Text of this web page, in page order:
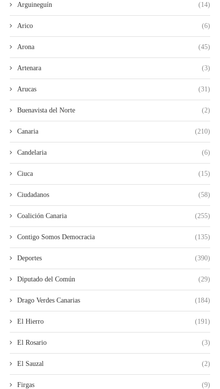
Arguineguín (14)
Arico (6)
Arona (45)
Artenara (3)
Arucas (31)
Buenavista del Norte (2)
Canaria (210)
Candelaria (6)
Ciuca (15)
Ciudadanos (58)
Coalición Canaria (255)
Contigo Somos Democracia (135)
Deportes (390)
Diputado del Común (29)
Drago Verdes Canarias (184)
El Hierro (191)
El Rosario (3)
El Sauzal (2)
Firgas (9)